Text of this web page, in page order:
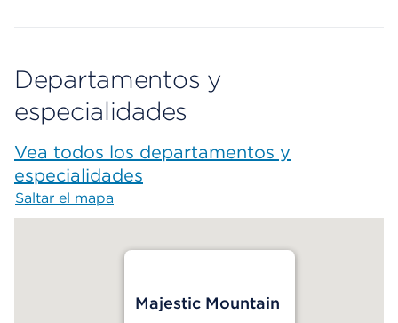
Departamentos y
especialidades
Vea todos los departamentos y
especialidades
Saltar el mapa
Majestic Mountain